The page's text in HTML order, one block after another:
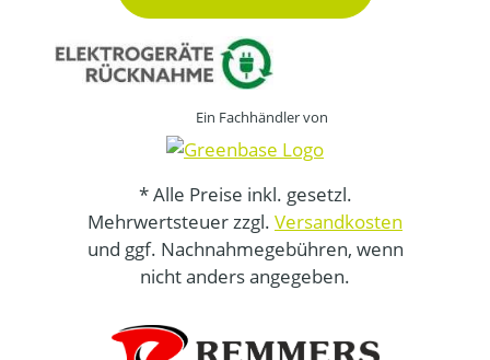
Ein Fachhändler von
* Alle Preise inkl. gesetzl.
Mehrwertsteuer zzgl. Versandkosten
und ggf. Nachnahmegebühren, wenn
nicht anders angegeben.